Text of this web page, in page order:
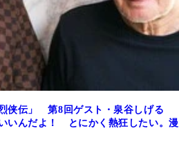
侠伝」 第8回ゲスト・泉谷しげる
いんだよ！ とにかく熱狂したい。漫